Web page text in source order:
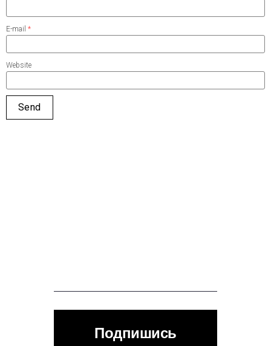
E-mail *
Website
Подпишись